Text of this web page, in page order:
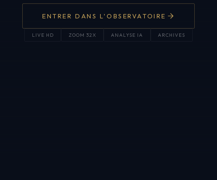
ENTRER DANS L'OBSERVATOIRE
LIVE HD ZOOM 32X ANALYSE IA ARCHIVES